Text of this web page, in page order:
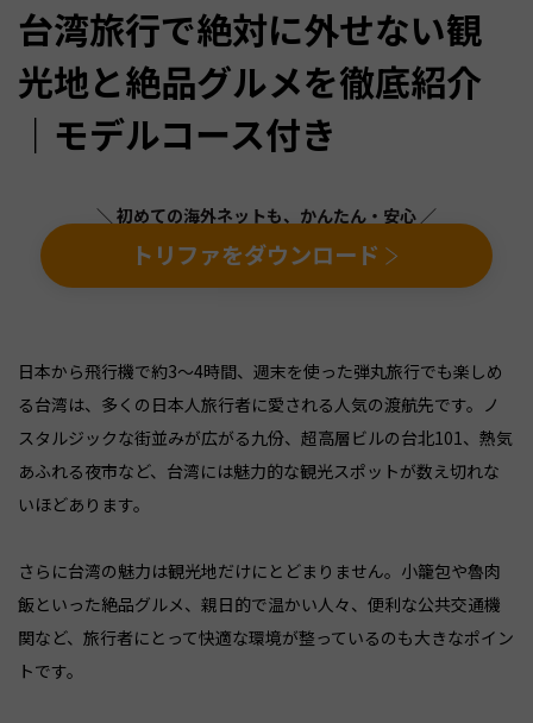
台湾旅行で絶対に外せない観
光地と絶品グルメを徹底紹介
｜モデルコース付き
＼ 初めての海外ネットも、かんたん・安心 ／
トリファをダウンロード
日本から飛行機で約3〜4時間、週末を使った弾丸旅行でも楽しめ
る台湾は、多くの日本人旅行者に愛される人気の渡航先です。ノ
スタルジックな街並みが広がる九份、超高層ビルの台北101、熱気
あふれる夜市など、台湾には魅力的な観光スポットが数え切れな
いほどあります。
さらに台湾の魅力は観光地だけにとどまりません。小籠包や魯肉
飯といった絶品グルメ、親日的で温かい人々、便利な公共交通機
関など、旅行者にとって快適な環境が整っているのも大きなポイン
トです。